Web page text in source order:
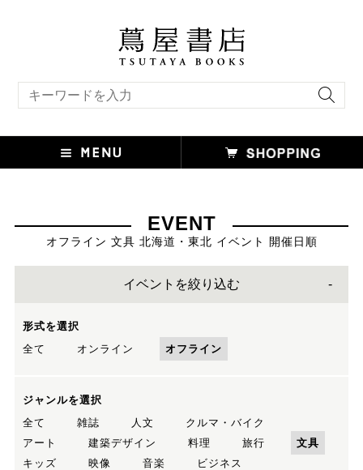
EVENT
オフライン 文具 北海道・東北 イベント 開催日順
イベントを絞り込む
形式を選択
全て
オンライン オフライン
ジャンルを選択
全て
雑誌 人文
クルマ・バイク
アート
建築デザイン 料理 旅行
文具
キッズ
映像 音楽
ビジネス